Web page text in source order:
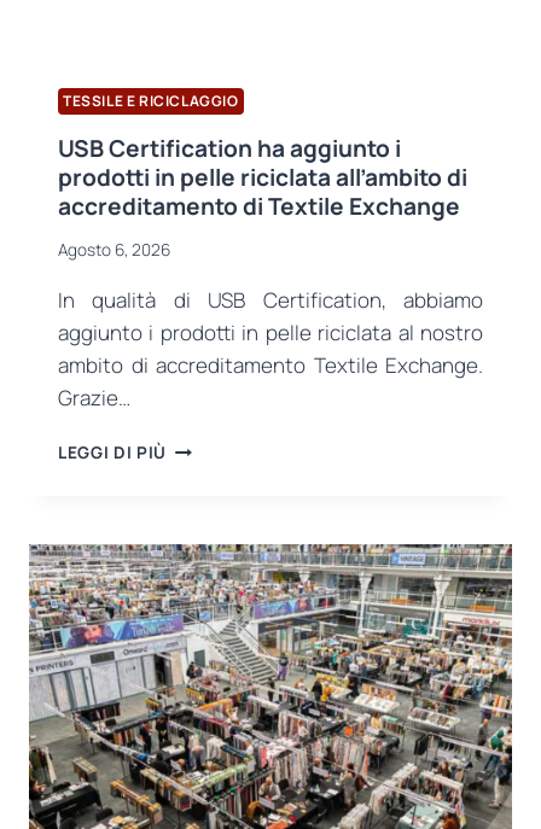
PRODOTTO
TESSILE E RICICLAGGIO
USB Certification ha aggiunto i
prodotti in pelle riciclata all’ambito di
accreditamento di Textile Exchange
Agosto 6, 2026
In qualità di USB Certification, abbiamo
aggiunto i prodotti in pelle riciclata al nostro
ambito di accreditamento Textile Exchange.
Grazie…
LEGGI DI PIÙ USB
I
PRODOTTI
IN
PELLE
RICICLATA
ALL’AMBITO
DI
ACCREDITAMENTO
DI
TEXTILE
EXCHANGE